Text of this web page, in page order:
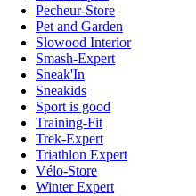
Pecheur-Store
Pet and Garden
Slowood Interior
Smash-Expert
Sneak'In
Sneakids
Sport is good
Training-Fit
Trek-Expert
Triathlon Expert
Vélo-Store
Winter Expert